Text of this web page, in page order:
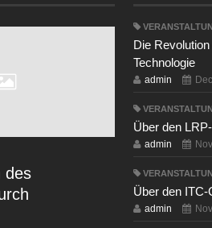
des
Die
Technologie
admin
Über den
admin
Über den ITC-
admin